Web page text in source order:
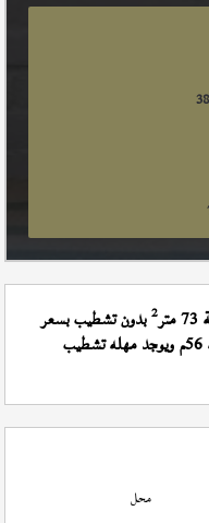
2بدون تشطيب بسعر
40,000 جنيه و مساحه داخليه 73م وخارجيه 56م ويوجد مهله تشطيب
محل